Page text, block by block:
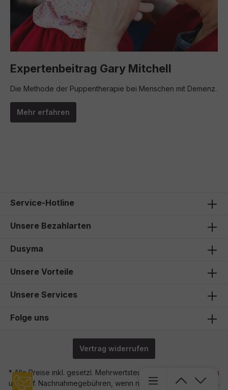
Expertenbeitrag Gary Mitchell
Die Methode der Puppentherapie bei Menschen mit Demenz.
Mehr erfahren
Service-Hotline
Unsere Bezahlarten
Dusyma
Unsere Vorteile
Unsere Services
Folge uns
Vertrag widerrufen
* Alle Preise inkl. gesetzl. Mehrwertsteuer zzgl.
Versandkosten
und ggf. Nachnahmegebühren, wenn nicht anders angegeben.